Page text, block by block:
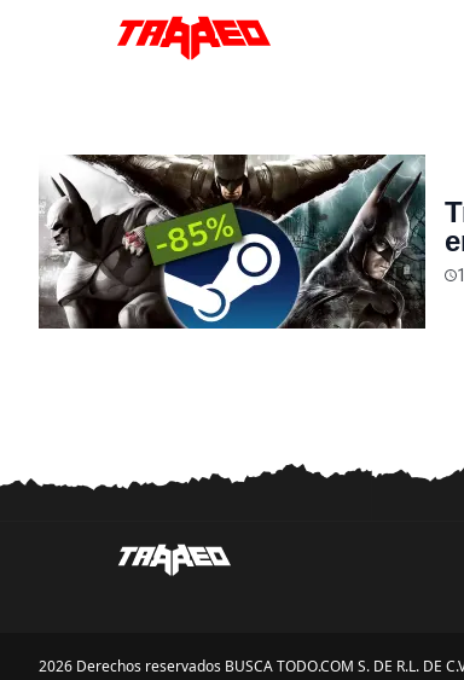
2026 Derechos reservados BUSCA TODO.COM S. DE R.L. DE